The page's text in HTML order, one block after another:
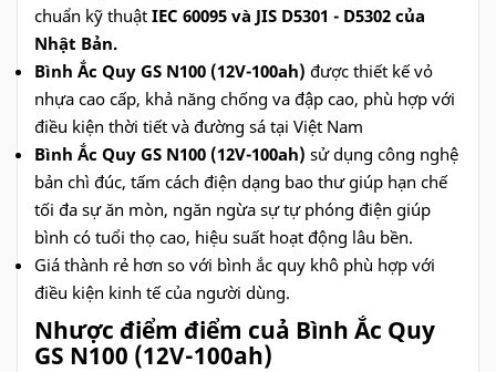
chuẩn kỹ thuật IEC 60095 và JIS D5301 - D5302 của
Nhật Bản.
Bình Ắc Quy GS N100 (12V-100ah) được thiết kế vỏ
nhựa cao cấp, khả năng chống va đập cao, phù hợp với
điều kiện thời tiết và đường sá tại Việt Nam
Bình Ắc Quy GS N100 (12V-100ah) sử dụng công nghệ
bản chì đúc, tấm cách điện dạng bao thư giúp hạn chế
tối đa sự ăn mòn, ngăn ngừa sự tự phóng điện giúp
bình có tuổi thọ cao, hiệu suất hoạt động lâu bền.
Giá thành rẻ hơn so với bình ắc quy khô phù hợp với
điều kiện kinh tế của người dùng.
Nhược điểm điểm cuả Bình Ắc Quy
GS N100 (12V-100ah)